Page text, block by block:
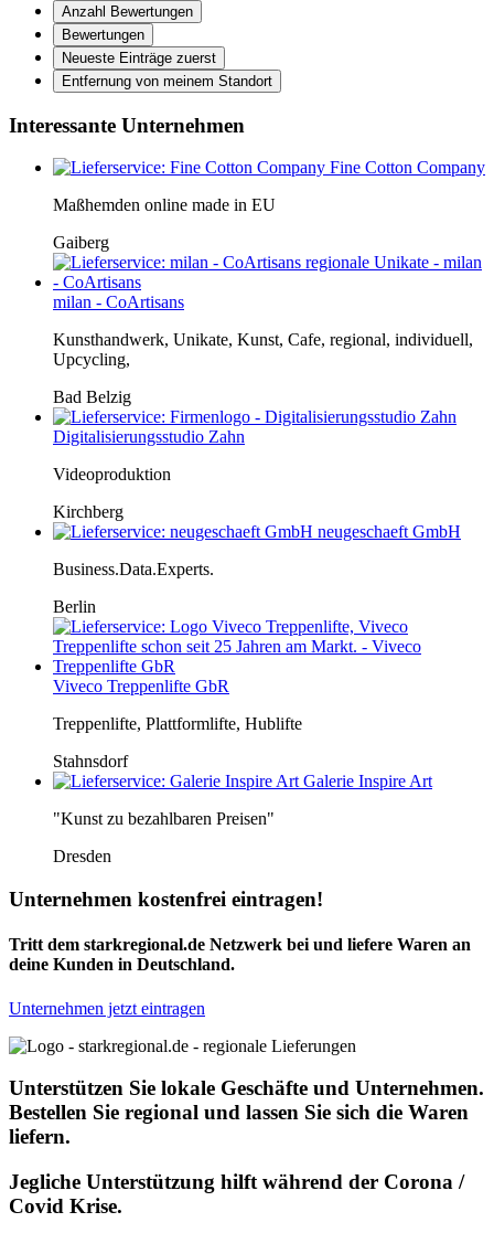
Anzahl Bewertungen
Bewertungen
Neueste Einträge zuerst
Entfernung von meinem Standort
Interessante Unternehmen
Fine Cotton Company
Maßhemden online made in EU
Gaiberg
milan - CoArtisans
Kunsthandwerk, Unikate, Kunst, Cafe, regional, individuell,
Upcycling,
Bad Belzig
Digitalisierungsstudio Zahn
Videoproduktion
Kirchberg
neugeschaeft GmbH
Business.Data.Experts.
Berlin
Viveco Treppenlifte GbR
Treppenlifte, Plattformlifte, Hublifte
Stahnsdorf
Galerie Inspire Art
"Kunst zu bezahlbaren Preisen"
Dresden
Unternehmen kostenfrei eintragen!
Tritt dem starkregional.de Netzwerk bei und liefere Waren an
deine Kunden in Deutschland.
Unternehmen jetzt eintragen
Unterstützen Sie lokale Geschäfte und Unternehmen.
Bestellen Sie regional und lassen Sie sich die Waren
liefern.
Jegliche Unterstützung hilft während der Corona /
Covid Krise.